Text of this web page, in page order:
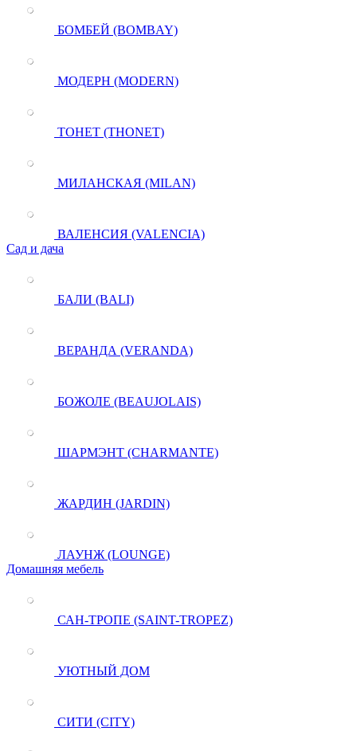
БОМБЕЙ (BOMBAY)
МОДЕРН (MODERN)
ТОНЕТ (THONET)
МИЛАНСКАЯ (MILAN)
ВАЛЕНСИЯ (VALENCIA)
Сад и дача
БАЛИ (BALI)
ВЕРАНДА (VERANDA)
БОЖОЛЕ (BEAUJOLAIS)
ШАРМЭНТ (CHARMANTE)
ЖАРДИН (JARDIN)
ЛАУНЖ (LOUNGE)
Домашняя мебель
САН-ТРОПЕ (SAINT-TROPEZ)
УЮТНЫЙ ДОМ
СИТИ (CITY)